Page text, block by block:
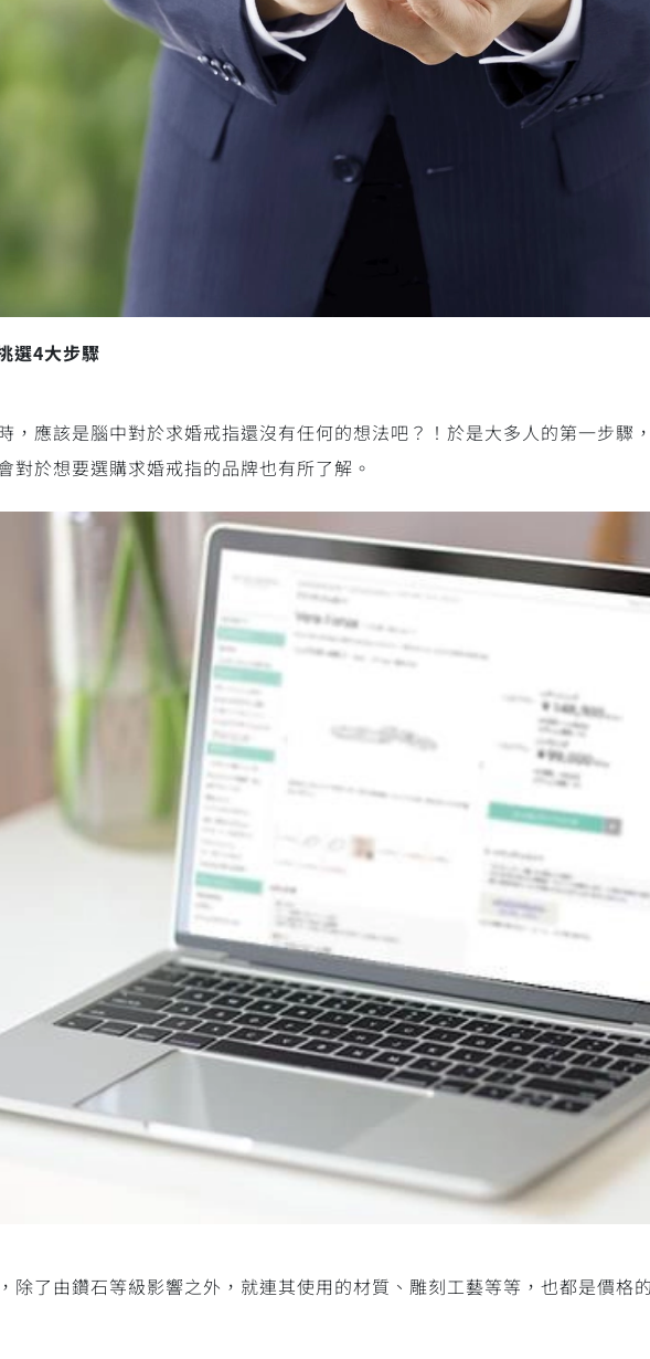
選4大步驟
，應該是腦中對於求婚戒指還沒有任何的想法吧？！於是大多人的第一步驟
對於想要選購求婚戒指的品牌也有所了解。
除了由鑽石等級影響之外，就連其使用的材質、雕刻工藝等等，也都是價格